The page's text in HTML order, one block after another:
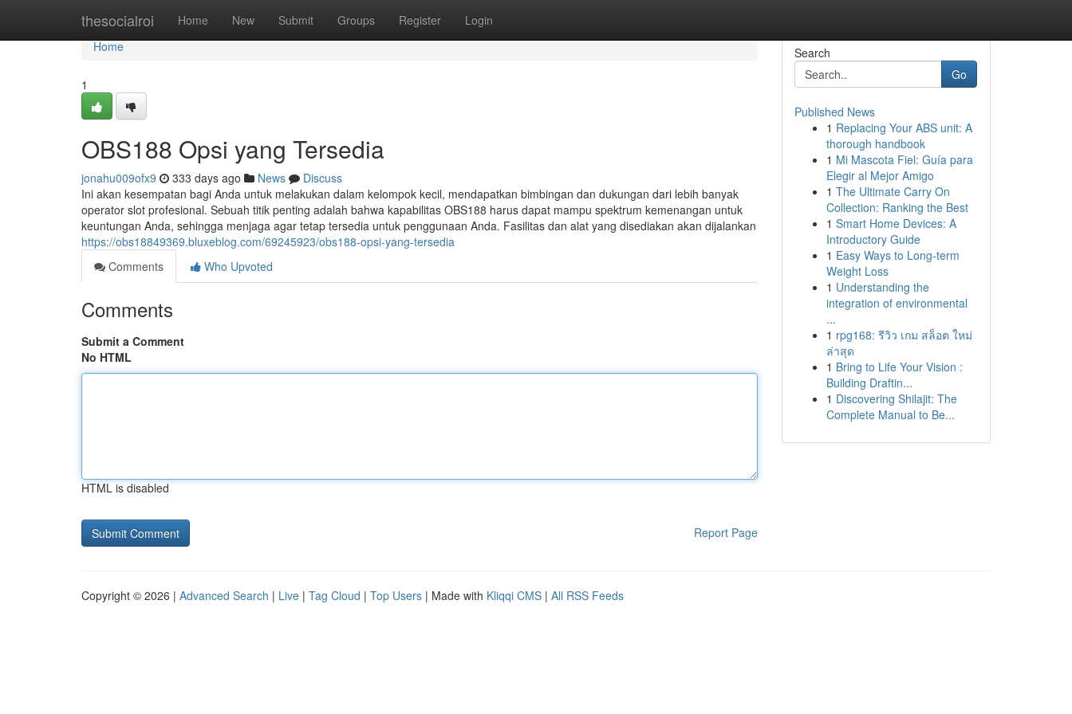
thesocialroi Home New Submit Groups Register Login
Home
Home
1
OBS188 Opsi yang Tersedia
jonahu009ofx9 333 days ago News
Discuss
Ini akan kesempatan bagi Anda untuk melakukan dalam kelompok kecil, mendapatkan bimbingan dan dukungan dari lebih banyak
operator slot profesional. Sebuah titik penting adalah bahwa kapabilitas OBS188 harus dapat mampu spektrum kemenangan untuk
keuntungan Anda, sehingga menjaga agar tetap tersedia untuk penggunaan Anda. Fasilitas dan alat yang disediakan akan dijalankan
https://obs18849369.bluxeblog.com/69245923/obs188-opsi-yang-tersedia
Comments
Who Upvoted
Comments
Submit a Comment
No HTML
HTML is disabled
Report Page
Search
Go
Published News
1 Replacing Your ABS unit: A
thorough handbook
1 Mi Mascota Fiel: Guía para
Elegir al Mejor Amigo
1 The Ultimate Carry On
Collection: Ranking the Best
1 Smart Home Devices: A
Introductory Guide
1 Easy Ways to Long-term
Weight Loss
1 Understanding the
integration of environmental
...
1 rpg168: รีวิว เกม สล็อต ใหม่
ล่าสุด
1 Bring to Life Your Vision :
Building Draftin...
1 Discovering Shilajit: The
Complete Manual to Be...
Copyright © 2026 | Advanced Search | Live | Tag Cloud | Top Users | Made with Kliqqi CMS | All RSS Feeds